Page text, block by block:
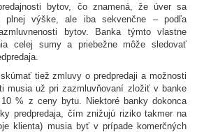
bytov, čo znamená, že úver sa
plnej výške, ale iba sekvenčne – podľa
bytov. Banka týmto vlastne
celej sumy a priebežne môže sledovať
tiež zmluvy o predpredaji a možnosti
musia už pri zazmluvňovaní zložiť v banke
% z ceny bytu. Niektoré banky dokonca
predpredaja, čím znižujú riziko takmer na
klienta) musia byť v prípade komerčných